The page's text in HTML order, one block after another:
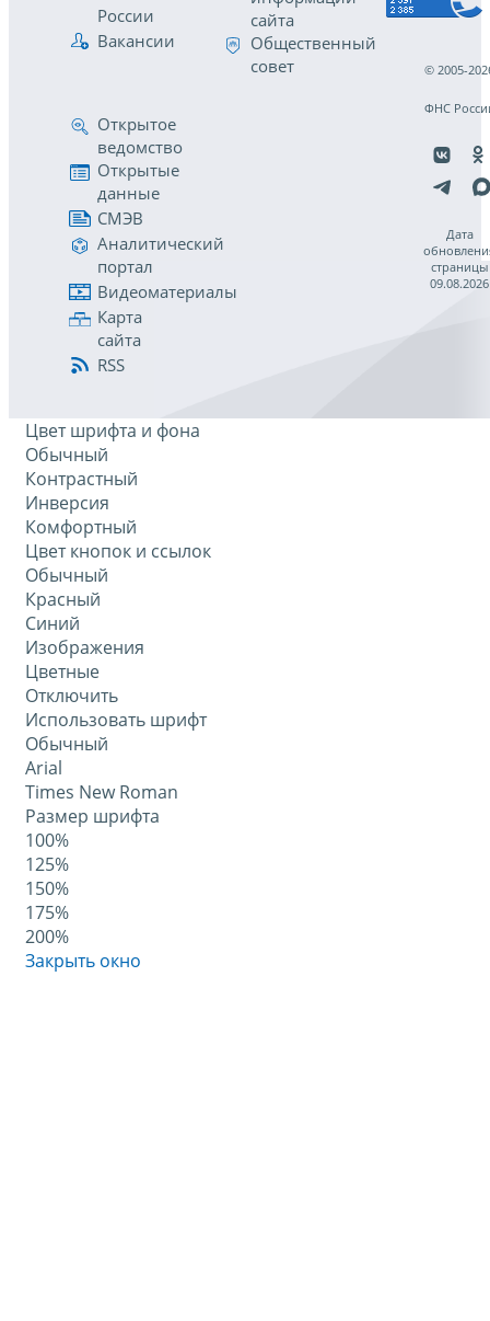
России
Вакансии
сайта
Общественный
совет
Открытое
ведомство
Открытые
данные
СМЭВ
Аналитический
портал
Видеоматериалы
Карта
сайта
RSS
© 2005-
ФНС
Дата
страницы
09.08.2026
Цвет шрифта и фона
Обычный
Контрастный
Инверсия
Комфортный
Цвет кнопок и ссылок
Обычный
Красный
Синий
Изображения
Цветные
Отключить
Использовать шрифт
Обычный
Arial
Times New Roman
Размер шрифта
100%
125%
150%
175%
200%
Закрыть окно